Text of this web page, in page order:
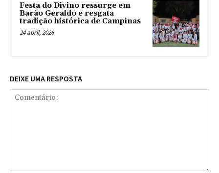
Festa do Divino ressurge em
Barão Geraldo e resgata
tradição histórica de Campinas
24 abril, 2026
DEIXE UMA RESPOSTA